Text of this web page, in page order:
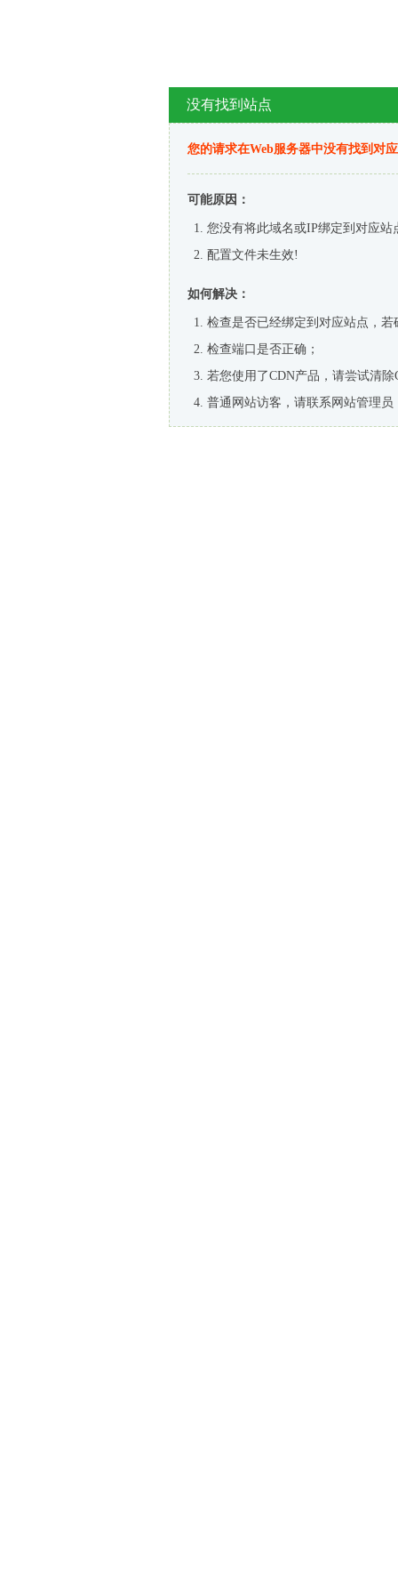
没有找到站点
您的请求在Web服务器中没有找到对
可能原因：
您没有将此域名或IP绑定到对应站
配置文件未生效!
如何解决：
检查是否已经绑定到对应站点，
检查端口是否正确；
若您使用了CDN产品，请尝试清除
普通网站访客，请联系网站管理员